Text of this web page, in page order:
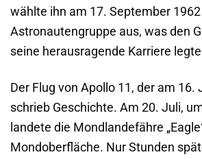
wählte ihn am 17. September
Astronautengruppe aus, was den
seine herausragende Karriere
Der Flug von Apollo 11, der am 16.
schrieb Geschichte. Am 20. Juli,
landete die Mondlandefähre
Mondoberfläche. Nur Stunden